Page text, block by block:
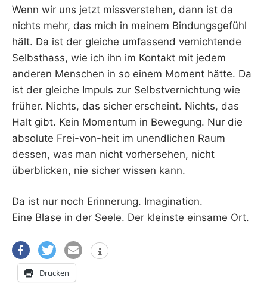
Wenn wir uns jetzt missverstehen, dann ist da
nichts mehr, das mich in meinem Bindungsgefühl
hält. Da ist der gleiche umfassend vernichtende
Selbsthass, wie ich ihn im Kontakt mit jedem
anderen Menschen in so einem Moment hätte. Da
ist der gleiche Impuls zur Selbstvernichtung wie
früher. Nichts, das sicher erscheint. Nichts, das
Halt gibt. Kein Momentum in Bewegung. Nur die
absolute Frei-von-heit im unendlichen Raum
dessen, was man nicht vorhersehen, nicht
überblicken, nie sicher wissen kann.
Da ist nur noch Erinnerung. Imagination.
Eine Blase in der Seele. Der kleinste einsame Ort.
Drucken